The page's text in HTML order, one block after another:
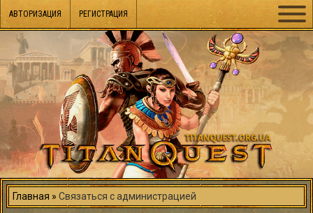
АВТОРИЗАЦИЯ РЕГИСТРАЦИЯ
Главная Связаться с администрацией